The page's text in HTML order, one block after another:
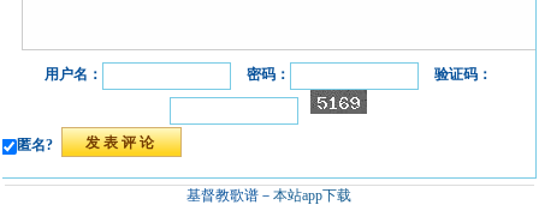
用户名： 密码： 验证码：
匿名?
基督教歌谱－本站app下载